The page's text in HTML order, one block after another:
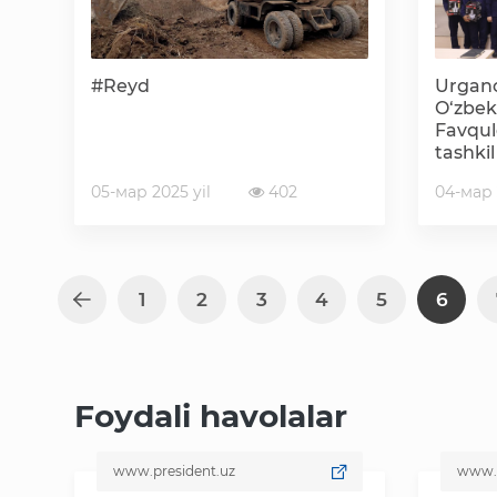
#Reyd
05-мар 2025 yil 402 04-мар
1 2 3 4 5 6
Foydali havolalar
www.president.uz